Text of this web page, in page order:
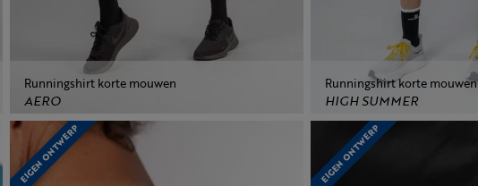
Runningshirt korte mouwen
AERO
Runningshirt korte mouwen
HIGH SUMMER
EIGEN ONTWERP EIGEN ONTWERP